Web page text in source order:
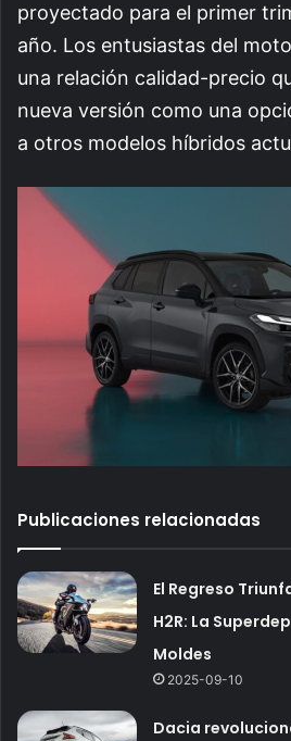
proyectado para el primer
año. Los entusiastas del
una relación calidad-precio
nueva versión como una
a otros modelos híbridos
Publicaciones relacionadas
El Regreso
H2R: La
Moldes
2025-09-10
Dacia